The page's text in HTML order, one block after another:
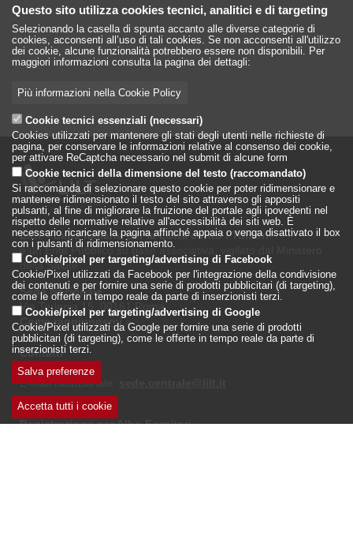
LILT - Lega Italiana per la Lotta conto i Tumori
è un Ente Pubblico su base associativa, vigilato dal Ministero
della Salute
Sede Nazionale
Via Torlonia 15, 00161 Roma
Come raggiungerci»
Contatti
Tel: 06.442597.1
E-mail istituzionale:
Login»
Registrazione per Albo Fornitori»
Questo sito utilizza cookies tecnici, analitici e di targeting
Selezionando la casella di spunta accanto alle diverse categorie di
cookies, acconsenti all’uso di tali cookies. Se non acconsenti all'utilizzo
dei cookie, alcune funzionalità potrebbero essere non disponibili. Per
maggiori informazioni consulta la pagina dei dettagli:
Più informazioni nella Cookie Policy
Cookie tecnici essenziali (necessari)
Cookies utilizzati per mantenere gli stati degli utenti nelle richieste di
pagina, per conservare le informazioni relative al consenso dei cookie,
per attivare ReCaptcha necessario nel submit di alcune form
Cookie tecnici della dimensione del testo (raccomandato)
Si raccomanda di selezionare questo cookie per poter ridimensionare e
mantenere ridimensionato il testo del sito attraverso gli appositi
pulsanti, al fine di migliorare la fruizione del portale agli ipovedenti nel
rispetto delle normative relative all'accessibilità dei siti web. È
necessario ricaricare la pagina affinché appaia o venga disattivato il box
con i pulsanti di ridimensionamento.
Cookie/pixel per targeting/advertising di Facebook
Cookie/Pixel utilizzati da Facebook per l'integrazione della condivisione
dei contenuti e per fornire una serie di prodotti pubblicitari (di targeting),
come le offerte in tempo reale da parte di inserzionisti terzi.
Cookie/pixel per targeting/advertising di Google
Cookie/Pixel utilizzati da Google per fornire una serie di prodotti
pubblicitari (di targeting), come le offerte in tempo reale da parte di
inserzionisti terzi.
Salva preferenze
Accetta tutti i cookie